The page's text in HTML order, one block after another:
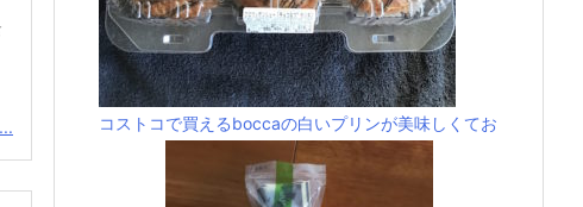
コストコで買えるboccaの白いプリンが美味しくてお